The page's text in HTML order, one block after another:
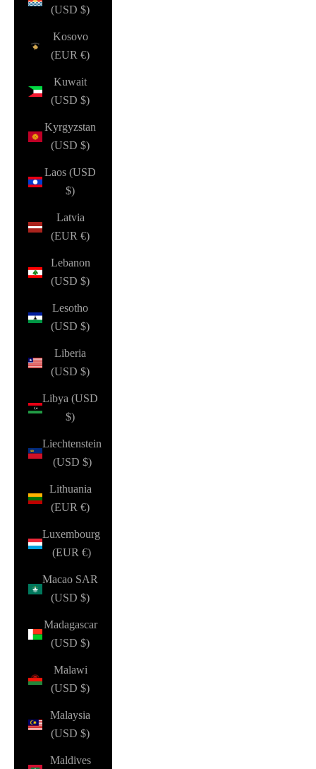
(USD $)
Kosovo
(EUR €)
Kuwait
(USD $)
Kyrgyzstan
(USD $)
Laos (USD
$)
Latvia
(EUR €)
Lebanon
(USD $)
Lesotho
(USD $)
Liberia
(USD $)
Libya (USD
$)
Liechtenstein
(USD $)
Lithuania
(EUR €)
Luxembourg
(EUR €)
Macao SAR
(USD $)
Madagascar
(USD $)
Malawi
(USD $)
Malaysia
(USD $)
Maldives